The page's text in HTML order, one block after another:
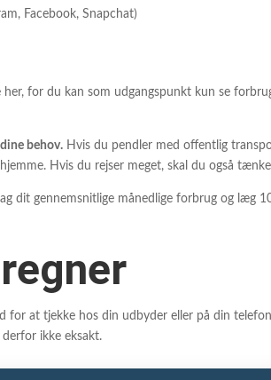
Facebook, Snapchat)
for du kan som udgangspunkt kun se
behov.Hvis du pendler med offentlig
Hvis du rejser meget, skal du også
dit gennemsnitlige månedlige forbrug og læg
for at tjekke hos din udbyder eller på din
ikke eksakt.